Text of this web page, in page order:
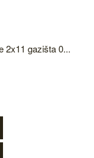
2x11 gazišta 0...